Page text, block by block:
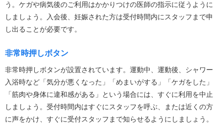
う。ケガや病気後のご利用はかかりつけの医師の指示に従うように
しましょう。入会後、妊娠された方は受付時間内にスタッフまで申
し出ることが必要です。
非常時押しボタン
非常時押しボタンが設置されています。運動中、運動後、シャワー
入浴時など「気分が悪くなった」「めまいがする」「ケガをした」
「筋肉や身体に違和感がある」という場合には、すぐに利用を中止
しましょう。受付時間内はすぐにスタッフを呼ぶ、または近くの方
に声をかけ、すぐに受付スタッフまで知らせるようにしましょう。